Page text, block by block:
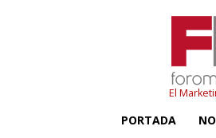
El
PORTADA